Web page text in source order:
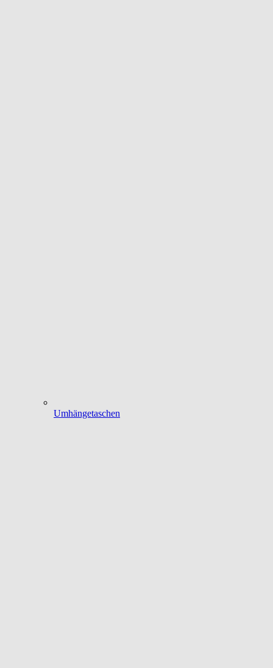
Umhängetaschen